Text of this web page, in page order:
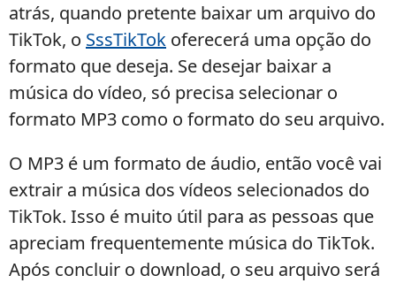
atrás, quando pretente baixar um arquivo do
TikTok, o SssTikTok oferecerá uma opção do
formato que deseja. Se desejar baixar a
música do vídeo, só precisa selecionar o
formato MP3 como o formato do seu arquivo.
O MP3 é um formato de áudio, então você vai
extrair a música dos vídeos selecionados do
TikTok. Isso é muito útil para as pessoas que
apreciam frequentemente música do TikTok.
Após concluir o download, o seu arquivo será